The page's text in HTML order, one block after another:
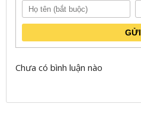
GỬI
Chưa có bình luận nào